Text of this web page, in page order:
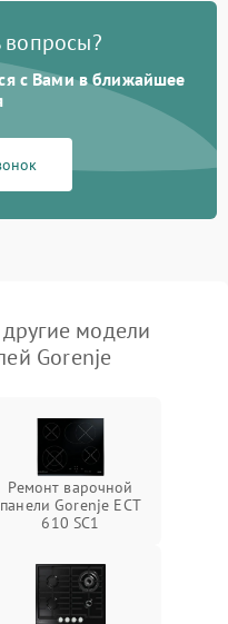
вопросы?
с Вами в ближайшее
модели
Gorenje
Ремонт варочной
панели Gorenje ECT
610 SC1